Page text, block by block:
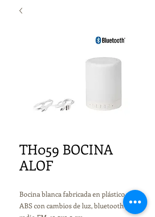
TH059 BOCINA
ALOF
Bocina blanca fabricada en plástico
ABS con cambios de luz, bluetooth y